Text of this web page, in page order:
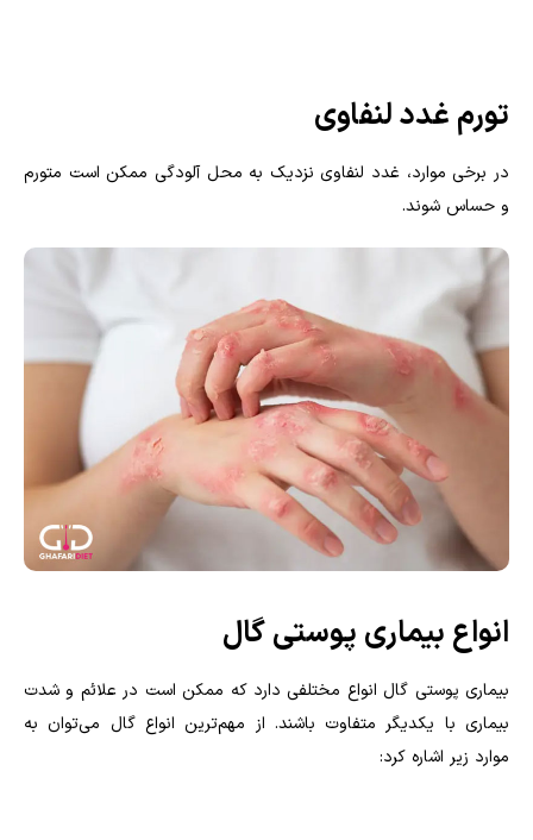
تورم غدد لنفاوی
در برخی موارد، غدد لنفاوی نزدیک به محل آلودگی ممکن است متورم
و حساس شوند.
انواع بیماری پوستی گال
بیماری پوستی گال انواع مختلفی دارد که ممکن است در علائم و شدت
بیماری با یکدیگر متفاوت باشند. از مهم‌ترین انواع گال می‌توان به
موارد زیر اشاره کرد: